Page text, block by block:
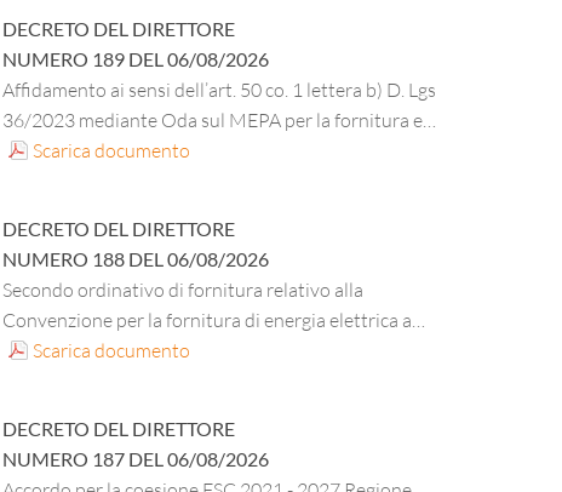
DECRETO DEL DIRETTORE
NUMERO 189 DEL06/08/2026
Affidamento ai sensi dell’art. 50 co. 1 lettera b) D. Lgs
36/2023 mediante Oda sul MEPA per la fornitura e
installazione di apparati attivi di rete per la residenza
Scarica documento
DECRETO DEL DIRETTORE
NUMERO 188 DEL06/08/2026
Secondo ordinativo di fornitura relativo alla
Convenzione per la fornitura di energia elettrica a
prezzo variabile e dei servizi connessi per le
dell’ESU di Verona CIG master B2B780EAEA – CIG
derivato BB6E49852B.
Scarica documento
DECRETO DEL DIRETTORE
NUMERO 187 DEL06/08/2026